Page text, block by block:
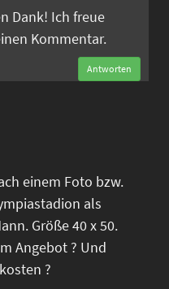
Dank! Ich freue
Kommentar.
Antworten
einem Foto bzw.
als
Größe 40 x 50.
Angebot ? Und
?